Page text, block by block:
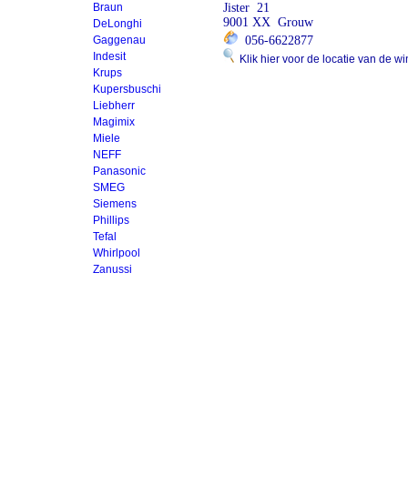
Braun
DeLonghi
Gaggenau
Indesit
Krups
Kupersbuschi
Liebherr
Magimix
Miele
NEFF
Panasonic
SMEG
Siemens
Phillips
Tefal
Whirlpool
Zanussi
Jister 21
9001 XX Grouw
056-6622877
Klik hier voor de locatie van de